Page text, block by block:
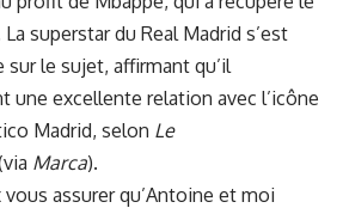
La superstar du Real Madrid s’est
sur le sujet, affirmant qu’il
une excellente relation avec l’icône
Madrid, selon Le
Marca).
vous assurer qu’Antoine et moi